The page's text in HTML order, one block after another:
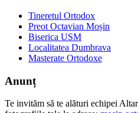
Tineretul Ortodox
Preot Octavian Moșin
Biserica USM
Localitatea Dumbrava
Masterate Ortodoxe
Anunț
Te invităm să te alături echipei